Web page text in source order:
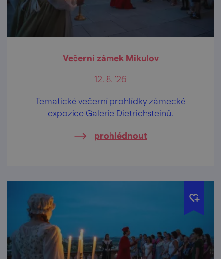
Večerní zámek Mikulov
12. 8. '26
Tematické večerní prohlídky zámecké
expozice Galerie Dietrichsteinů.
prohlédnout